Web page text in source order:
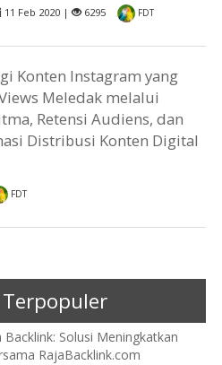
11 Feb 2020 | 6295 FDT
Konten Instagram yang
Meledak melalui
Retensi Audiens, dan
Distribusi Konten Digital
FDT
Backlink: Solusi Meningkatkan
RajaBacklink.com